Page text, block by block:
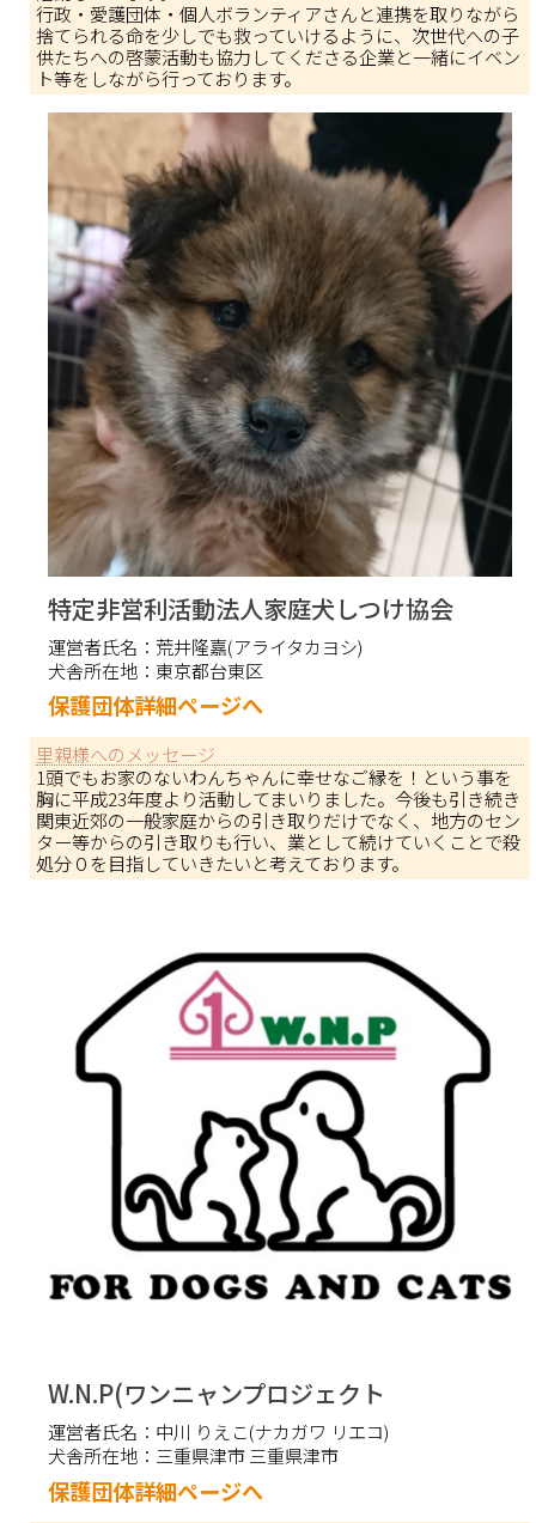
行政・愛護団体・個人ボランティアさんと連携を取りながら
捨てられる命を少しでも救っていけるように、次世代への子
供たちへの啓蒙活動も協力してくださる企業と一緒にイベン
ト等をしながら行っております。
特定非営利活動法人家庭犬しつけ協会
運営者氏名： 荒井隆嘉(アライタカヨシ)
犬舎所在地： 東京都台東区
保護団体詳細ページへ
里親様へのメッセージ
1頭でもお家のないわんちゃんに幸せなご縁を！という事を
胸に平成23年度より活動してまいりました。今後も引き続き
関東近郊の一般家庭からの引き取りだけでなく、地方のセン
ター等からの引き取りも行い、業として続けていくことで殺
処分０を目指していきたいと考えております。
W.N.P(ワンニャンプロジェクト
運営者氏名： 中川 りえこ(ナカガワ リエコ)
犬舎所在地： 三重県津市 三重県津市
保護団体詳細ページへ